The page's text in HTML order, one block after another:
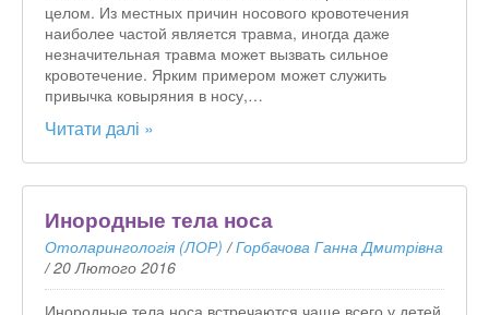
целом. Из местных причин носового кровотечения
наиболее частой является травма, иногда даже
незначительная травма может вызвать сильное
кровотечение. Ярким примером может служить
привычка ковыряния в носу,…
Читати далі »
Инородные тела носа
Отоларингологія (ЛОР) /Горбачова Ганна Дмитрівна
/20 Лютого 2016